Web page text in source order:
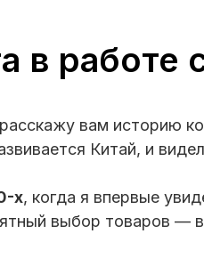
в работе
вам историю
Китай, и
х, когда я впервые
выбор товаров —